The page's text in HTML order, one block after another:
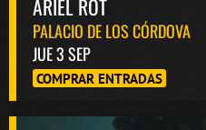
ARIEL ROT
PALACIO DE LOS CÓRDOVA
JUE 3 SEP
COMPRAR ENTRADAS